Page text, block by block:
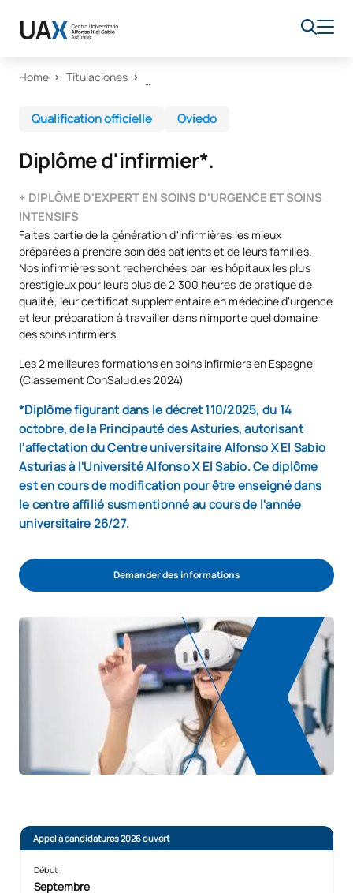
Home Titulaciones
Qualification officielle Oviedo
Diplôme d'infirmier*.
+ DIPLÔME D'EXPERT EN SOINS D'URGENCE ET SOINS
INTENSIFS
Faites partie de la génération d'infirmières les mieux
préparées à prendre soin des patients et de leurs familles.
Nos infirmières sont recherchées par les hôpitaux les plus
prestigieux pour leurs plus de 2 300 heures de pratique de
qualité, leur certificat supplémentaire en médecine d'urgence
et leur préparation à travailler dans n'importe quel domaine
des soins infirmiers.
Les 2 meilleures formations en soins infirmiers en Espagne
(Classement ConSalud.es 2024)
*Diplôme figurant dans le décret 110/2025, du 14
octobre, de la Principauté des Asturies, autorisant
l'affectation du Centre universitaire Alfonso X El Sabio
Asturias à l'Université Alfonso X El Sabio. Ce diplôme
est en cours de modification pour être enseigné dans
le centre affilié susmentionné au cours de l'année
universitaire 26/27.
Demander des informations
Appel à candidatures 2026 ouvert
Début
Septembre